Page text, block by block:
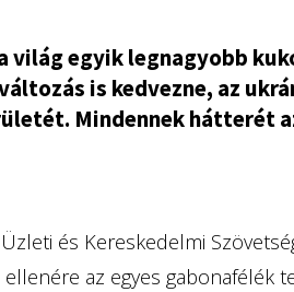
világ egyik legnagyobb
is kedvezne, az
Mindennek hátterét
és Kereskedelmi
ellenére az egyes gabonafélék